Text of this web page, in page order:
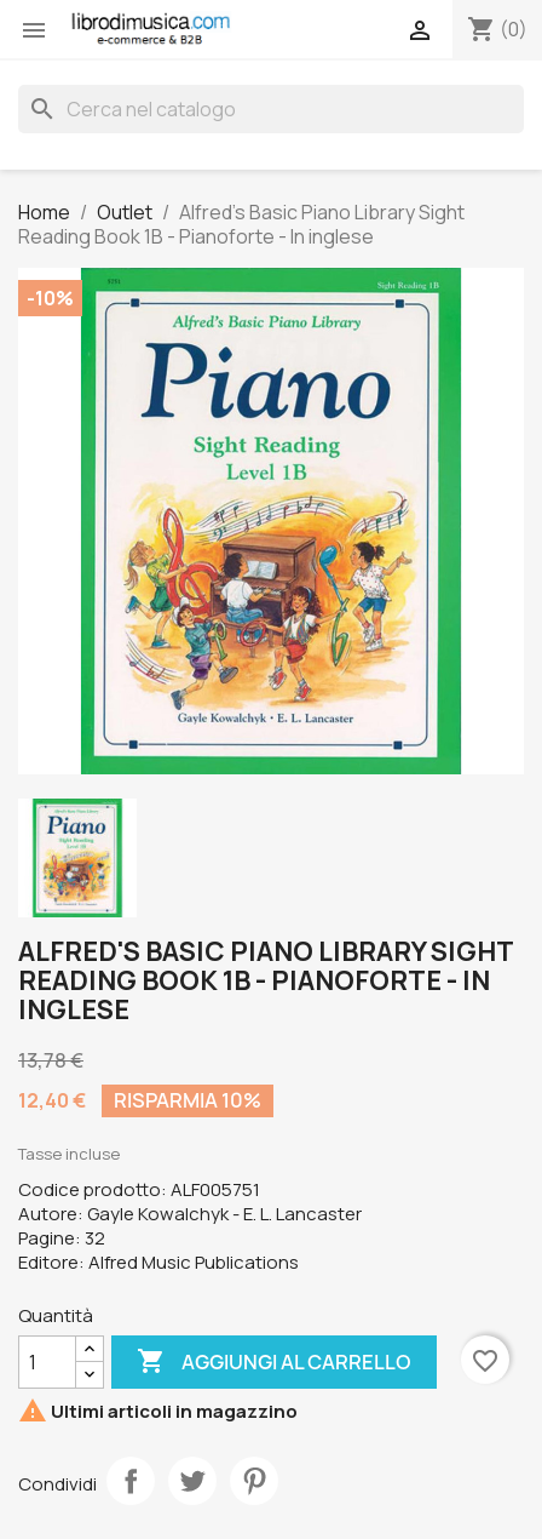
 shopping_cart (0)

search
Home Outlet
Alfred's Basic Piano Library Sight
Reading Book 1B - Pianoforte - In inglese
-10%
ALFRED'S BASIC PIANO LIBRARY SIGHT
READING BOOK 1B - PIANOFORTE - IN
INGLESE
13,78 €
12,40 €
RISPARMIA 10%
Tasse incluse
Codice prodotto: ALF005751
Autore: Gayle Kowalchyk - E. L. Lancaster
Pagine: 32
Editore: Alfred Music Publications
Quantità
 AGGIUNGI AL CARRELLO
favorite_border
 Ultimi articoli in magazzino
Condividi